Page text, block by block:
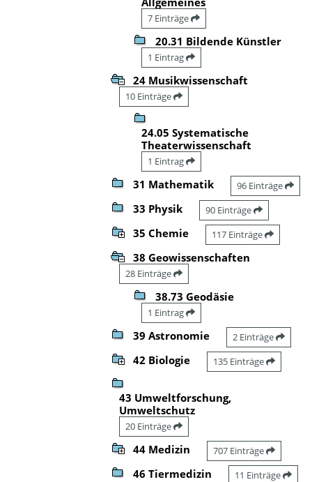
7 Einträge
20.31 Bildende Künstler
1 Eintrag
24 Musikwissenschaft
10 Einträge
24.05 Systematische
Theaterwissenschaft
1 Eintrag
31 Mathematik 96 Einträge
33 Physik 90 Einträge
35 Chemie 117 Einträge
38 Geowissenschaften
28 Einträge
38.73 Geodäsie
1 Eintrag
39 Astronomie 2 Einträge
42 Biologie 135 Einträge
43 Umweltforschung,
Umweltschutz
20 Einträge
44 Medizin 707 Einträge
46 Tiermedizin 11 Einträge